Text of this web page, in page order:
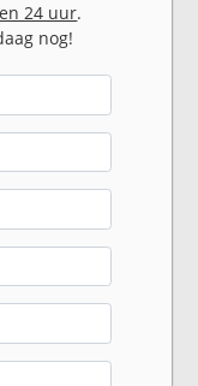
24 uur.
nog!